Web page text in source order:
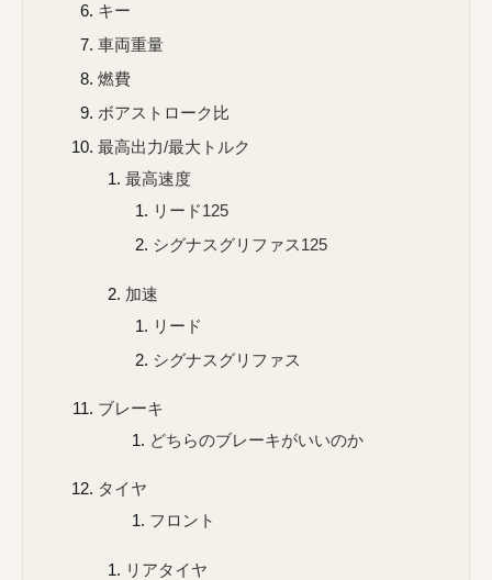
キー
車両重量
燃費
ボアストローク比
最高出力/最大トルク
最高速度
リード125
シグナスグリファス125
加速
リード
シグナスグリファス
ブレーキ
どちらのブレーキがいいのか
タイヤ
フロント
リアタイヤ